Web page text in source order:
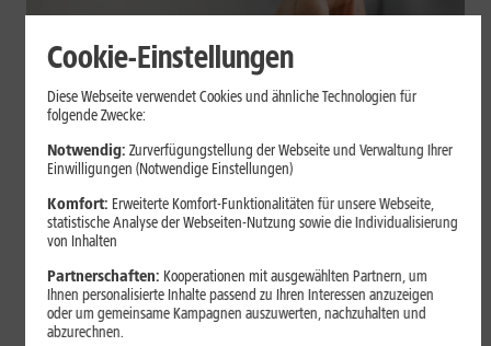
Tracking im Internet: Cookies,
Fingerprinting und Co. einfach
erklärt
Cookies und Browser-Fingerprinting gehören zu den wichtigsten
worin die Unterschiede liegen, wo Risiken entstehen und wie Du
Tracking bewusst einschränkst.
Cookie-Einstellungen
Diese Webseite verwendet Cookies und ähnliche Technologien für
folgende Zwecke:
Notwendig: Zurverfügungstellung der Webseite und Verwaltung Ihrer
Einwilligungen (Notwendige Einstellungen)
Komfort: Erweiterte Komfort-Funktionalitäten für unsere Webseite,
statistische Analyse der Webseiten-Nutzung sowie die Individualisierung
von Inhalten
Partnerschaften: Kooperationen mit ausgewählten Partnern, um
Ihnen personalisierte Inhalte passend zu Ihren Interessen anzuzeigen
oder um gemeinsame Kampagnen auszuwerten, nachzuhalten und
abzurechnen.